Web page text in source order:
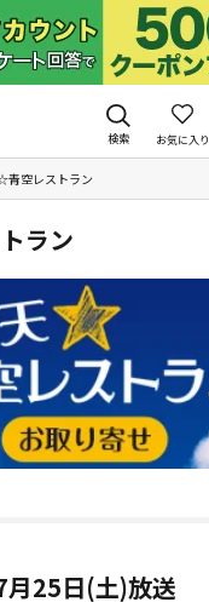
検索 お気に入り
青空レストラン
ラン
月25日(土)放送